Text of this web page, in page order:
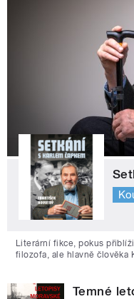
Literární fikce, pokus
filozofa, ale hlavně člověka
Temné